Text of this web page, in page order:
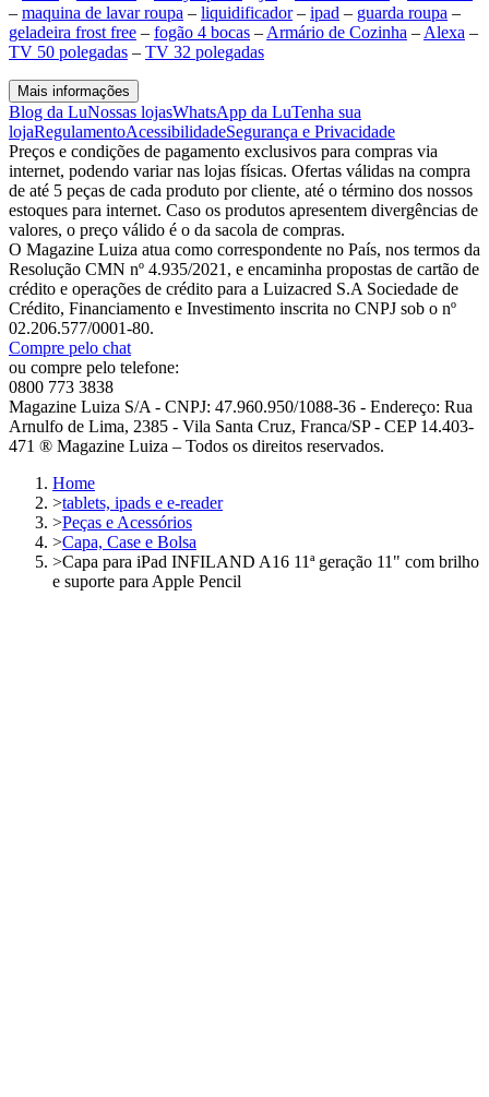
– maquina de lavar roupa – liquidificador– ipad – guarda roupa –
geladeira frost free – fogão 4 bocas – Armário de Cozinha – Alexa –
TV 50 polegadas – TV 32 polegadas
Mais informações
Blog da LuNossas lojasWhatsApp da LuTenha sua
lojaRegulamentoAcessibilidadeSegurança e Privacidade
Preços e condições de pagamento exclusivos para compras via
internet, podendo variar nas lojas físicas. Ofertas válidas na compra
de até 5 peças de cada produto por cliente, até o término dos nossos
estoques para internet. Caso os produtos apresentem divergências de
valores, o preço válido é o da sacola de compras.
O Magazine Luiza atua como correspondente no País, nos termos da
Resolução CMN nº 4.935/2021, e encaminha propostas de cartão de
crédito e operações de crédito para a Luizacred S.A Sociedade de
Crédito, Financiamento e Investimento inscrita no CNPJ sob o nº
02.206.577/0001-80.
Compre pelo chat
ou compre pelo telefone:
0800 773 3838
Magazine Luiza S/A - CNPJ: 47.960.950/1088-36 - Endereço: Rua
Arnulfo de Lima, 2385 - Vila Santa Cruz, Franca/SP - CEP 14.403-
471 ® Magazine Luiza – Todos os direitos reservados.
Home
>tablets, ipads e e-reader
>Peças e Acessórios
>Capa, Case e Bolsa
>Capa para iPad INFILAND A16 11ª geração 11" com brilho
e suporte para Apple Pencil